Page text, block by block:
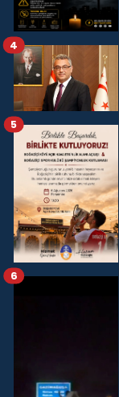
4
5
6